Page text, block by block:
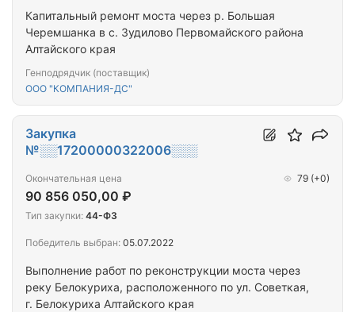
Капитальный ремонт моста через р. Большая
Черемшанка в с. Зудилово Первомайского района
Алтайского края
Генподрядчик (поставщик)
ООО "КОМПАНИЯ-ДС"
Выполнение работ по реконструкции моста через
реку Белокуриха, расположенного по ул. Советкая,
г. Белокуриха Алтайского края
Закупка
№░░17200000322006░░░
Окончательная цена
90 856 050,00 ₽
79 (+0)
Тип закупки: 44-ФЗ
Победитель выбран: 05.07.2022